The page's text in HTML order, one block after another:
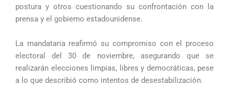
postura y otros cuestionando su confrontación con la
prensa y el gobierno estadounidense.
La mandataria reafirmó su compromiso con el proceso
electoral del 30 de noviembre, asegurando que se
realizarán elecciones limpias, libres y democráticas, pese
a lo que describió como intentos de desestabilización.